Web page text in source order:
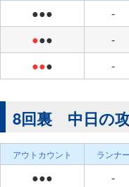
●●● -
●●● -
●●● -
8回裏 中日の
アウトカウント ランナー
●●● -